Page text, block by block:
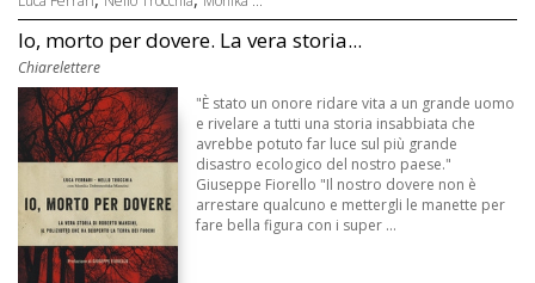
Io, morto per dovere. La vera storia...
Chiarelettere
"È stato un onore ridare vita a un grande uomo
e rivelare a tutti una storia insabbiata che
avrebbe potuto far luce sul più grande
disastro ecologico del nostro paese."
Giuseppe Fiorello "Il nostro dovere non è
arrestare qualcuno e mettergli le manette per
fare bella figura con i super ...